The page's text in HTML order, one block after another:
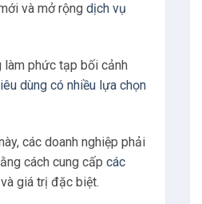
và mở rộng dịch vụ
làm phức tạp bối cảnh
dùng có nhiều lựa chọn
các doanh nghiệp phải
cách cung cấp các
giá trị đặc biệt.